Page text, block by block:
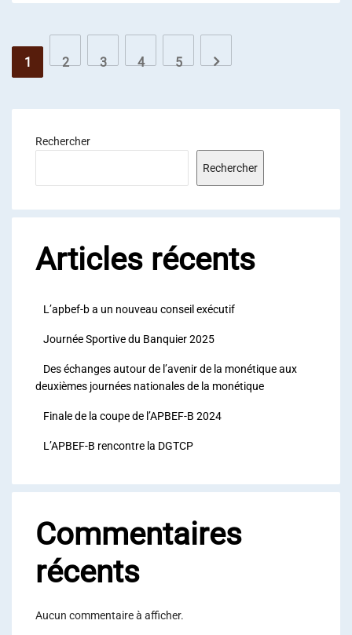
1 2 3 4 5
Rechercher
Rechercher
Articles récents
L’apbef-b a un nouveau conseil exécutif
Journée Sportive du Banquier 2025
Des échanges autour de l’avenir de la monétique aux
deuxièmes journées nationales de la monétique
Finale de la coupe de l’APBEF-B 2024
L’APBEF-B rencontre la DGTCP
Commentaires
récents
Aucun commentaire à afficher.